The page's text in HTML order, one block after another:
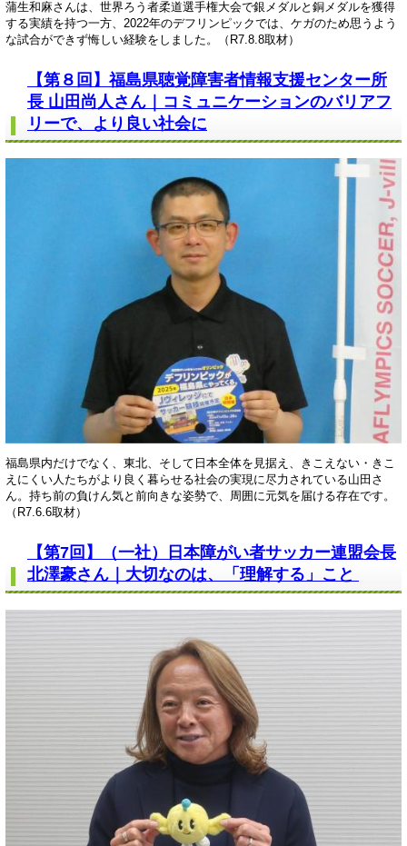
蒲生和麻さんは、世界ろう者柔道選手権大会で銀メダルと銅メダルを獲得
する実績を持つ一方、2022年のデフリンピックでは、ケガのため思うよう
な試合ができず悔しい経験をしました。（R7.8.8取材）
【第８回】福島県聴覚障害者情報支援センター所
長 山田尚人さん｜コミュニケーションのバリアフ
リーで、より良い社会に
福島県内だけでなく、東北、そして日本全体を見据え、きこえない・きこ
えにくい人たちがより良く暮らせる社会の実現に尽力されている山田さ
ん。持ち前の負けん気と前向きな姿勢で、周囲に元気を届ける存在です。
（R7.6.6取材）
【第7回】（一社）日本障がい者サッカー連盟会長
北澤豪さん｜大切なのは、「理解する」こと